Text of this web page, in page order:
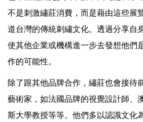
不是刺激繡莊消費，而是藉由這些展
道台灣的傳統刺繡文化。透過分享自
使其他企業或機構進一步去發想他們
作的可能性。
除了跟其他品牌合作，繡莊也會接待
藝術家，如法國品牌的視覺設計師、
斯大學教授等等。他們多以認識文化